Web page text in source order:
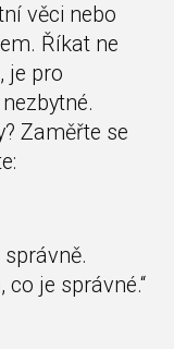
věci nebo
Říkat ne
je pro
Zaměřte se
je správné.“